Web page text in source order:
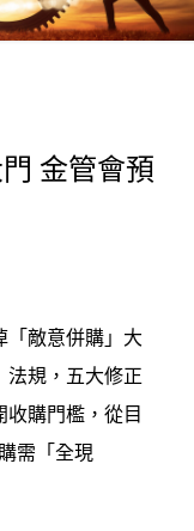
金管會預
「敵意併購」大
法規，五大修正
收購門檻，從目
需「全現